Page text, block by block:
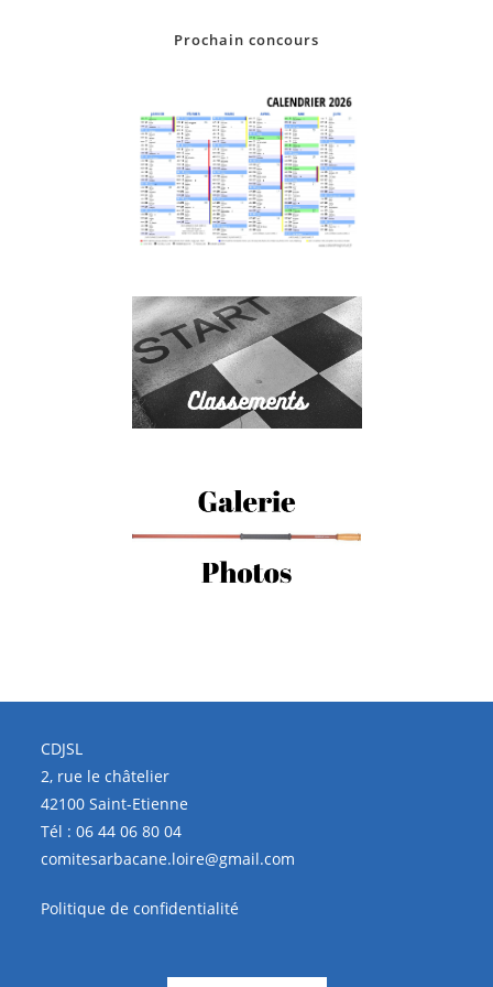
Prochain concours
CDJSL
2, rue le châtelier
42100 Saint-Etienne
Tél :06 44 06 80 04
comitesarbacane.loire@gmail.com
Politique de confidentialité